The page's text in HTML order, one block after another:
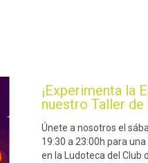
¡Experimenta la
nuestro Taller
Únete a nosotros el
19:30 a 23:00h para
en la Ludoteca del Club